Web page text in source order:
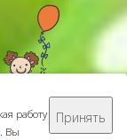
2026
работу
. Вы
Принять